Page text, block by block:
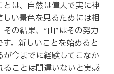
は、自然は偉大で実に神
い景色を見るためには相
の結果、”山”はその努力
。新しいことを始めると
が今までに経験してこなか
ることは間違いないと実感